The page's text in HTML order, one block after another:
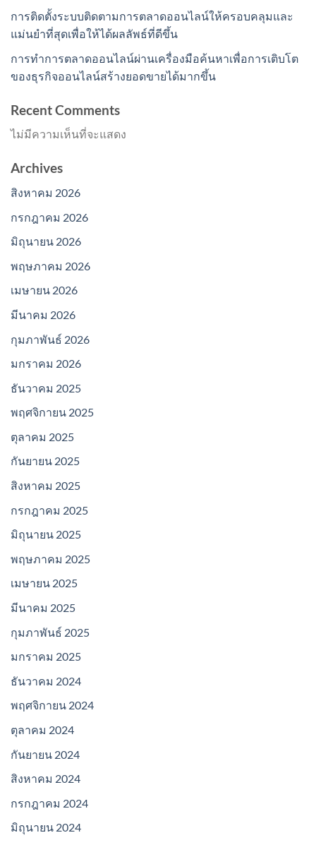
การติดตั้งระบบติดตามการตลาดออนไลน์ให้ครอบคลุมและ
แม่นยำที่สุดเพื่อให้ได้ผลลัพธ์ที่ดีขึ้น
การทำการตลาดออนไลน์ผ่านเครื่องมือค้นหาเพื่อการเติบโต
ของธุรกิจออนไลน์สร้างยอดขายได้มากขึ้น
Recent Comments
ไม่มีความเห็นที่จะแสดง
Archives
สิงหาคม 2026
กรกฎาคม 2026
มิถุนายน 2026
พฤษภาคม 2026
เมษายน 2026
มีนาคม 2026
กุมภาพันธ์ 2026
มกราคม 2026
ธันวาคม 2025
พฤศจิกายน 2025
ตุลาคม 2025
กันยายน 2025
สิงหาคม 2025
กรกฎาคม 2025
มิถุนายน 2025
พฤษภาคม 2025
เมษายน 2025
มีนาคม 2025
กุมภาพันธ์ 2025
มกราคม 2025
ธันวาคม 2024
พฤศจิกายน 2024
ตุลาคม 2024
กันยายน 2024
สิงหาคม 2024
กรกฎาคม 2024
มิถุนายน 2024